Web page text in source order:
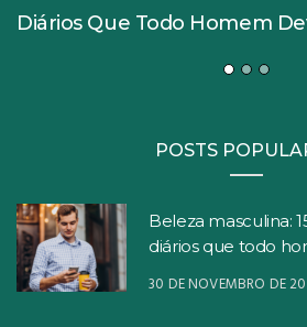
Diários Que Todo Homem
POSTS
Beleza masculina:
diários que todo
30 DE NOVEMBRO DE